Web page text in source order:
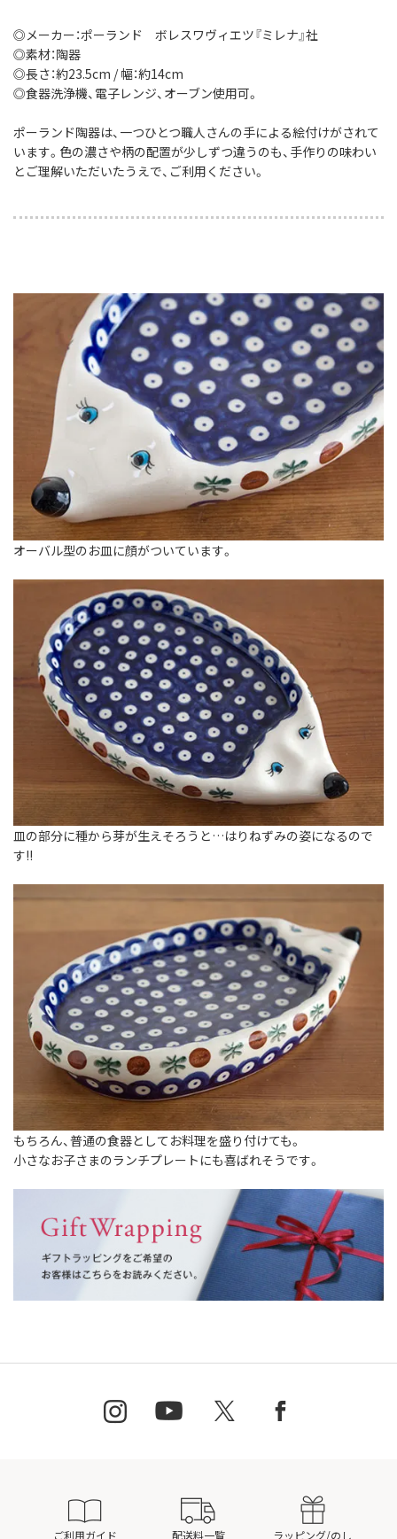
◎メーカー：ポーランド ボレスワヴィエツ『ミレナ』社
◎素材：陶器
◎長さ：約23.5cm / 幅：約14cm
◎食器洗浄機、電子レンジ、オーブン使用可。
ポーランド陶器は、一つひとつ職人さんの手による絵付けがされて
います。色の濃さや柄の配置が少しずつ違うのも、手作りの味わい
とご理解いただいたうえで、ご利用ください。
オーバル型のお皿に顔がついています。
皿の部分に種から芽が生えそろうと…はりねずみの姿になるので
す!!
もちろん、普通の食器としてお料理を盛り付けても。
小さなお子さまのランチプレートにも喜ばれそうです。
ご利用ガイド 配送料一覧 ラッピング/のし